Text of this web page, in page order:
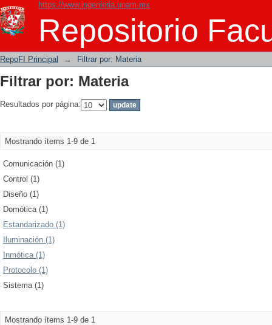
https://www.ingenieria.unam.mx
Repositorio
Filtrar por: Materia
RepoFI Principal → Filtrar por: Materia
Filtrar por: Materia
Resultados por página:
Mostrando ítems 1-9 de 1
Comunicación (1)
Control (1)
Diseño (1)
Domótica (1)
Estandarizado (1)
Iluminación (1)
Inmótica (1)
Protocolo (1)
Sistema (1)
Mostrando ítems 1-9 de 1